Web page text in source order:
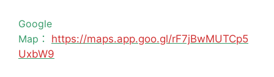
Google
Map： https://maps.app.goo.gl/rF7jBwMUTCp5
UxbW9